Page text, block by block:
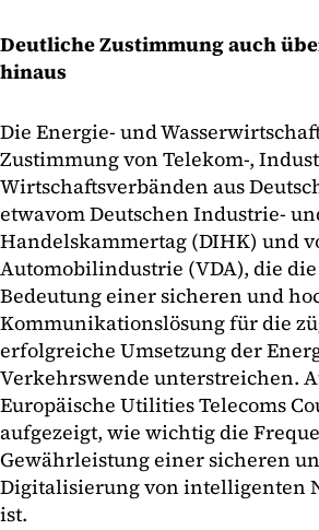
Deutliche Zustimmung auch
hinaus
Die Energie- und
Zustimmung von Telekom-,
Wirtschaftsverbänden aus
etwavom Deutschen Industrie-
Handelskammertag (DIHK) und
Automobilindustrie (VDA), die
Bedeutung einer sicheren und
Kommunikationslösung für die
erfolgreiche Umsetzung der
Verkehrswende unterstreichen.
Europäische Utilities Telecoms
aufgezeigt, wie wichtig die
Gewährleistung einer sicheren
Digitalisierung von intelligenten
ist.